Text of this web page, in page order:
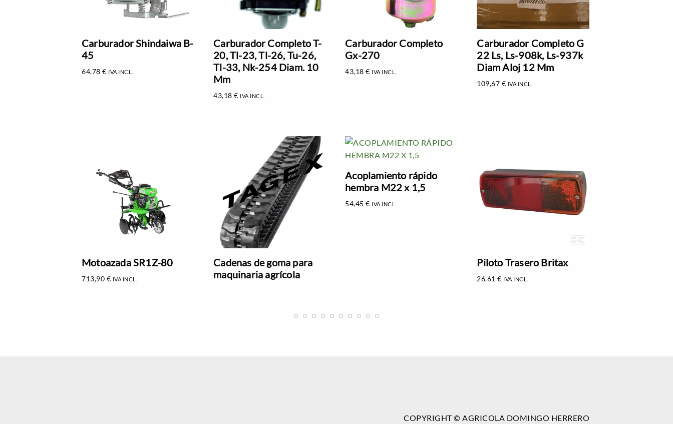
Carburador Shindaiwa B-
45
64,78 € IVA INCL.
Carburador Completo T-
20, Tl-23, Tl-26, Tu-26,
Tl-33, Nk-254 Diam. 10
Mm
43,18€ IVA INCL.
Carburador Completo
Gx-270
43,18€ IVA INCL.
Carburador Completo G
22 Ls, Ls-908k, Ls-937k
Diam Aloj 12 Mm
109,67 € IVA INCL.
Motoazada SR1Z-80
713,90 € IVA INCL.
Cadenas de goma para
maquinaria agrícola
Acoplamiento rápido
hembra M22 x 1,5
54,45€ IVA INCL.
Piloto Trasero Britax
26,61€ IVA INCL.
COPYRIGHT © AGRICOLA DOMINGO HERRERO